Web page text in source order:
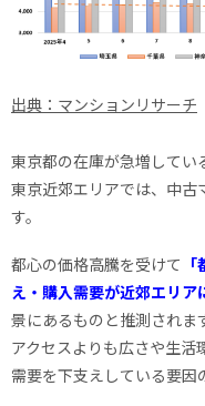
出典：マンションリサーチ
東京都の在庫が急増してい
東京近郊エリアでは、中古
す。
都心の価格高騰を受けて
え・購入需要が近郊エリア
景にあるものと推測されま
アクセスよりも広さや生活
需要を下支えしている要因